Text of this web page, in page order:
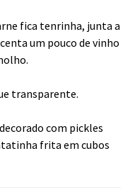
fica tenrinha, junta a
um pouco de vinho
transparente.
com pickles
frita em cubos